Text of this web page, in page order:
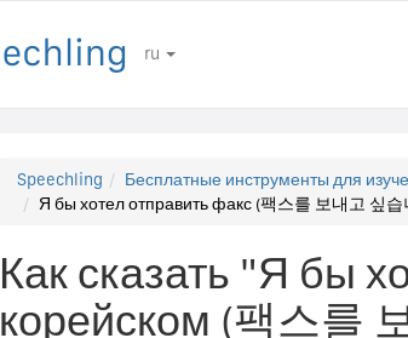
ru
Speechling Бесплатные инструменты для
Я бы хотел отправить факс (팩스를 보내고 싶습
Как сказать "Я бы
корейском (팩스를